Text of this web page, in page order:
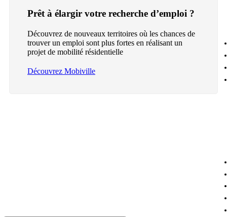
Prêt à élargir votre recherche d’emploi ?
Découvrez de nouveaux territoires où les chances de
trouver un emploi sont plus fortes en réalisant un
projet de mobilité résidentielle
Découvrez Mobiville